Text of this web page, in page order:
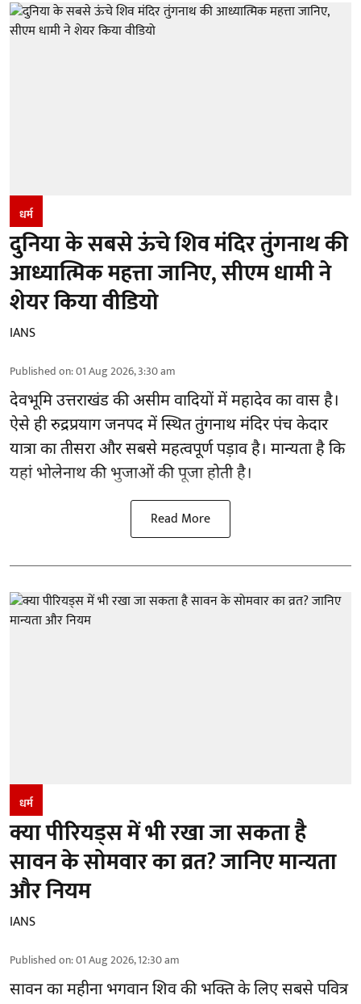
धर्म
दुनिया के सबसे ऊंचे शिव मंदिर तुंगनाथ की
आध्यात्मिक महत्ता जानिए, सीएम धामी ने
शेयर किया वीडियो
IANS
Published on:01 Aug 2026, 3:30 am
देवभूमि उत्तराखंड की असीम वादियों में महादेव का वास है।
ऐसे ही रुद्रप्रयाग जनपद में स्थित तुंगनाथ मंदिर पंच केदार
यात्रा का तीसरा और सबसे महत्वपूर्ण पड़ाव है। मान्यता है कि
यहां भोलेनाथ की भुजाओं की पूजा होती है।
Read More
धर्म
क्या पीरियड्स में भी रखा जा सकता है
सावन के सोमवार का व्रत? जानिए मान्यता
और नियम
IANS
Published on:01 Aug 2026, 12:30 am
सावन का महीना भगवान शिव की भक्ति के लिए सबसे पवित्र